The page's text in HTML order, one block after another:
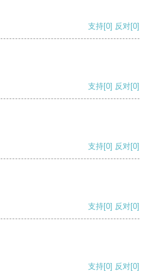
支持[0] 反对[0]
支持[0] 反对[0]
支持[0] 反对[0]
支持[0] 反对[0]
支持[0] 反对[0]